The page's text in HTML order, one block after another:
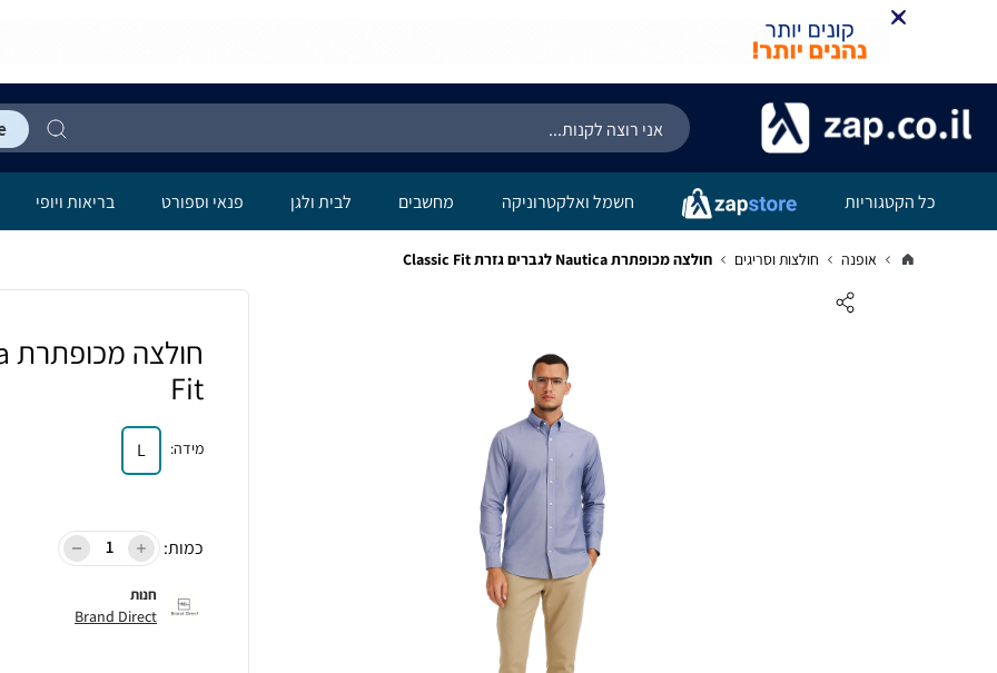
כל הקטגוריות חשמל ואלקטרוניקה מחשבים לבית ולגן פנאי וספורט בריאות ויופי
אופנה חולצות וסריגים חולצה מכופתרת Nautica לגברים גזרת Classic Fit
Fit
מידה:
L
כמות:
חנות
Brand Direct